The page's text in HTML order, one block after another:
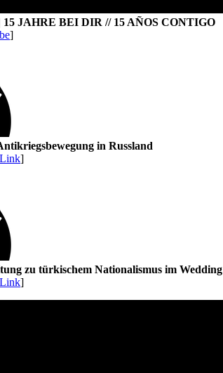
JAHRE BEI DIR // 15 AÑOS CONTIGO
]
in Russland
Link]
zu türkischem Nationalismus im Wedding
Link]